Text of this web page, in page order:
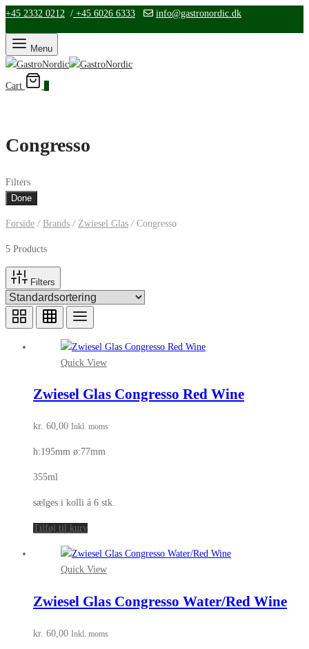
+45 2332 0212 / +45 6026 6333 info@gastronordic.dk
Menu
Cart
Congresso
Filters
Done
Forside / Brands / Zwiesel Glas /Congresso
5 Products
Filters
Quick View
Zwiesel Glas Congresso Red Wine
kr. 60,00 Inkl. moms
h:195mm ø:77mm
355ml
sælges i kolli á 6 stk.
Tilføj til kurv
Quick View
Zwiesel Glas Congresso Water/Red Wine
kr. 60,00 Inkl. moms